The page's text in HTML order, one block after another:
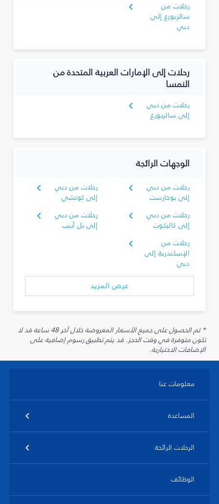
رحلات من
سالزبورغ إلى
دبي
رحلات إلى الإمارات العربية المتحدة من
النمسا
رحلات من دبي
إلى سالزبورغ
الوجهات الرائجة
رحلات من دبي
إلى بوخارست
رحلات من دبي
إلى كوتشي
رحلات من دبي
إلى كاليكوت
رحلات من دبي
إلى تل أبيب
رحلات من
الإسكندرية إلى
دبي
عرض المزيد
* تم الحصول على جميع الأسعار المعروضة خلال آخر 48 ساعة قد لا
تكون متوفرة في وقت الحجز. قد يتم تطبيق رسوم إضافية على
الإضافات الاختيارية.
معلومات عنا
المساعدة
الرحلات الرائجة
الوظائف